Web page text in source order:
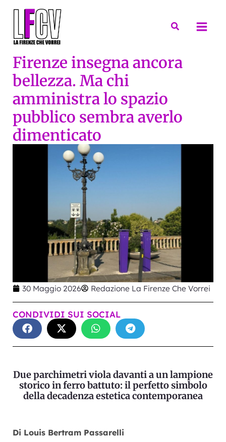
Cerca
Firenze insegna ancora
bellezza. Ma chi
amministra lo spazio
pubblico sembra averlo
dimenticato
30 Maggio 2026 Redazione La Firenze Che Vorrei
CONDIVIDI SUI SOCIAL
Due parchimetri viola davanti a un lampione
storico in ferro battuto: il perfetto simbolo
della decadenza estetica contemporanea
Di Louis Bertram Passarelli